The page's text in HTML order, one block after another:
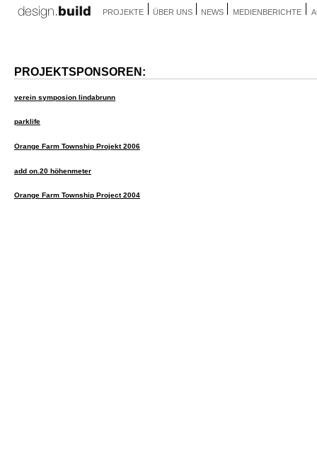
PROJEKTE ÜBER UNS NEWS MEDIENBERICHTE
PROJEKTSPONSOREN:
verein symposion lindabrunn
parklife
Orange Farm Township Projekt 2006
add on.20 höhenmeter
Orange Farm Township Project 2004